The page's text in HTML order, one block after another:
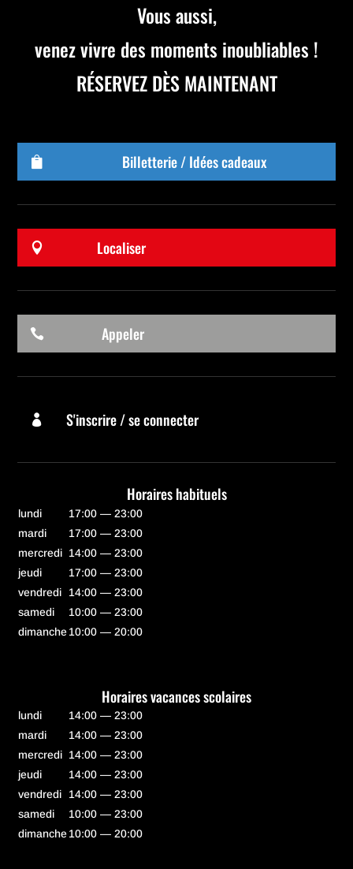
Vous aussi,
venez vivre des moments inoubliables !
RÉSERVEZ DÈS MAINTENANT
 Billetterie / Idées cadeaux
 Localiser
 Appeler
 S'inscrire / se connecter
Horaires habituels
lundi
17:00 — 23:00
mardi
17:00 — 23:00
mercredi 14:00 — 23:00
jeudi
17:00 — 23:00
vendredi
14:00 — 23:00
samedi
10:00 — 23:00
dimanche10:00 — 20:00
Horaires vacances scolaires
lundi
14:00 — 23:00
mardi
14:00 — 23:00
mercredi 14:00 — 23:00
jeudi
14:00 — 23:00
vendredi
14:00 — 23:00
samedi
10:00 — 23:00
dimanche10:00 — 20:00